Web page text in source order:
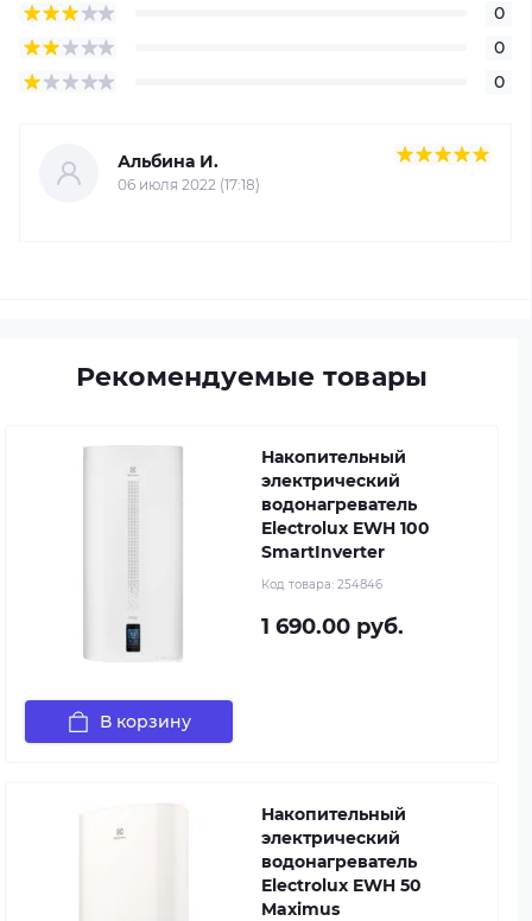
0
0
0
Альбина И.
06 июля 2022 (17:18)
Рекомендуемые товары
Накопительный
электрический
водонагреватель
Electrolux EWH 100
SmartInverter
Код товара: 254846
1 690.00 руб.
В корзину
Накопительный
электрический
водонагреватель
Electrolux EWH 50
Maximus